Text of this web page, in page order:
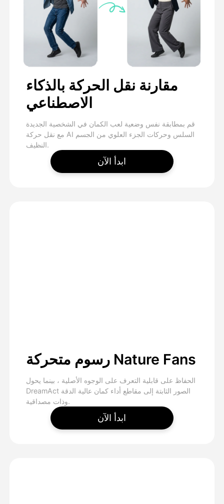
مقارنة نقل الحركة بالذكاء
الاصطناعي
قم بمطابقة نفس وضعية لعب الكمان في الشخصية الجديدة
مع نقل حركة AI السلس وحركات الجزء العلوي من الجسم
النظيف.
ابدأ الآن
رسوم متحركة Nature Fans
الحفاظ على قابلية التعرف على الوجوه الأصلية ، بينما يحول
DreamAct الصور الثابتة إلى مقاطع أداء كمان عالية الدقة
وذات مصداقية.
ابدأ الآن